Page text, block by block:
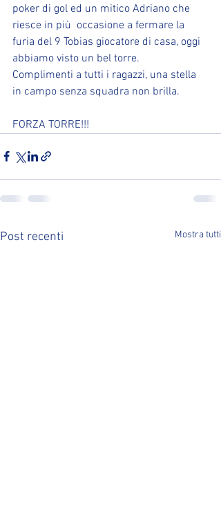
poker di gol ed un mitico Adriano che
riesce in più  occasione a fermare la
furia del 9 Tobias giocatore di casa, oggi
abbiamo visto un bel torre.
Complimenti a tutti i ragazzi, una stella
in campo senza squadra non brilla.
FORZA TORRE!!!
Post recenti Mostra tutti